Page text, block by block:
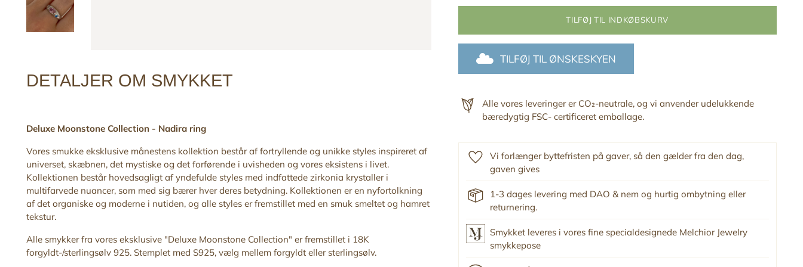
DETALJER OM SMYKKET
Deluxe Moonstone Collection - Nadira ring
Vores smukke eksklusive månestens kollektion består af fortryllende og unikke styles inspireret af
universet, skæbnen, det mystiske og det forførende i uvisheden og vores eksistens i livet.
Kollektionen består hovedsagligt af yndefulde styles med indfattede zirkonia krystaller i
multifarvede nuancer, som med sig bærer hver deres betydning. Kollektionen er en nyfortolkning
af det organiske og moderne i nutiden, og alle styles er fremstillet med en smuk smeltet og hamret
tekstur.
Alle smykker fra vores eksklusive "Deluxe Moonstone Collection" er fremstillet i 18K
forgyldt-/sterlingsølv 925. Stemplet med S925, vælg mellem forgyldt eller sterlingsølv.
TILFØJ TIL INDKØBSKURV
TILFØJ TIL ØNSKESKYEN
Alle vores leveringer er CO₂-neutrale, og vi anvender udelukkende
bæredygtig FSC- certificeret emballage.
Vi forlænger byttefristen på gaver, så den gælder fra den dag,
gaven gives
1-3 dages levering med DAO & nem og hurtig ombytning eller
returnering.
Smykket leveres i vores fine specialdesignede Melchior Jewelry
smykkepose